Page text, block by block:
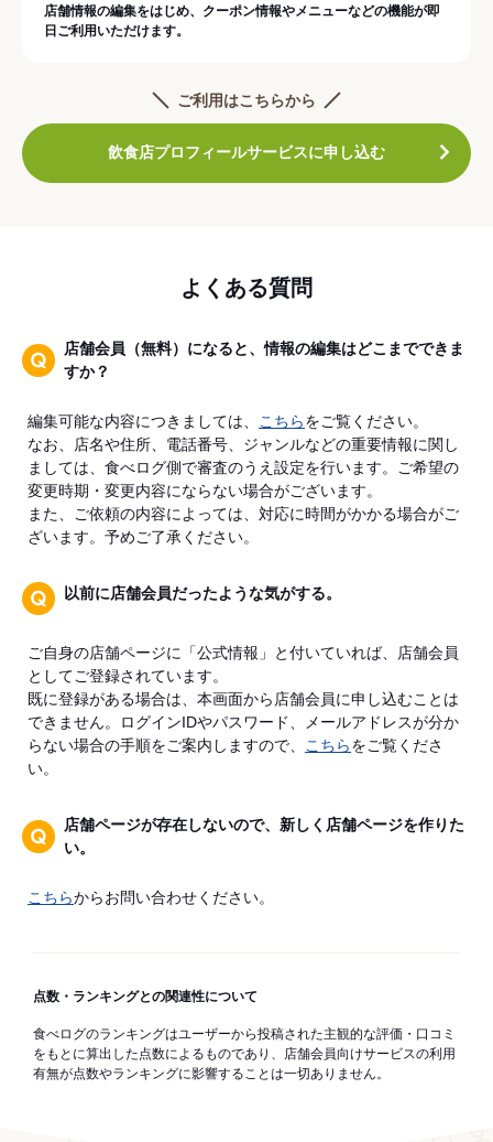
店舗情報の編集をはじめ、クーポン情報やメニューなどの機能が即
日ご利用いただけます。
ご利用はこちらから
飲食店プロフィールサービスに申し込む
よくある質問
店舗会員（無料）になると、情報の編集はどこまでできま
すか？
編集可能な内容につきましては、 こちらをご覧ください。
なお、店名や住所、電話番号、ジャンルなどの重要情報に関し
ましては、食べログ側で審査のうえ設定を行います。ご希望の
変更時期・変更内容にならない場合がございます。
また、ご依頼の内容によっては、対応に時間がかかる場合がご
ざいます。予めご了承ください。
以前に店舗会員だったような気がする。
ご自身の店舗ページに「公式情報」と付いていれば、店舗会員
としてご登録されています。
既に登録がある場合は、本画面から店舗会員に申し込むことは
できません。ログインIDやパスワード、メールアドレスが分か
らない場合の手順をご案内しますので、
こちらをご覧くださ
い。
店舗ページが存在しないので、新しく店舗ページを作りた
い。
こちらからお問い合わせください。
点数・ランキングとの関連性について
食べログのランキングはユーザーから投稿された主観的な評価・口コミ
をもとに算出した点数によるものであり、店舗会員向けサービスの利用
有無が点数やランキングに影響することは一切ありません。